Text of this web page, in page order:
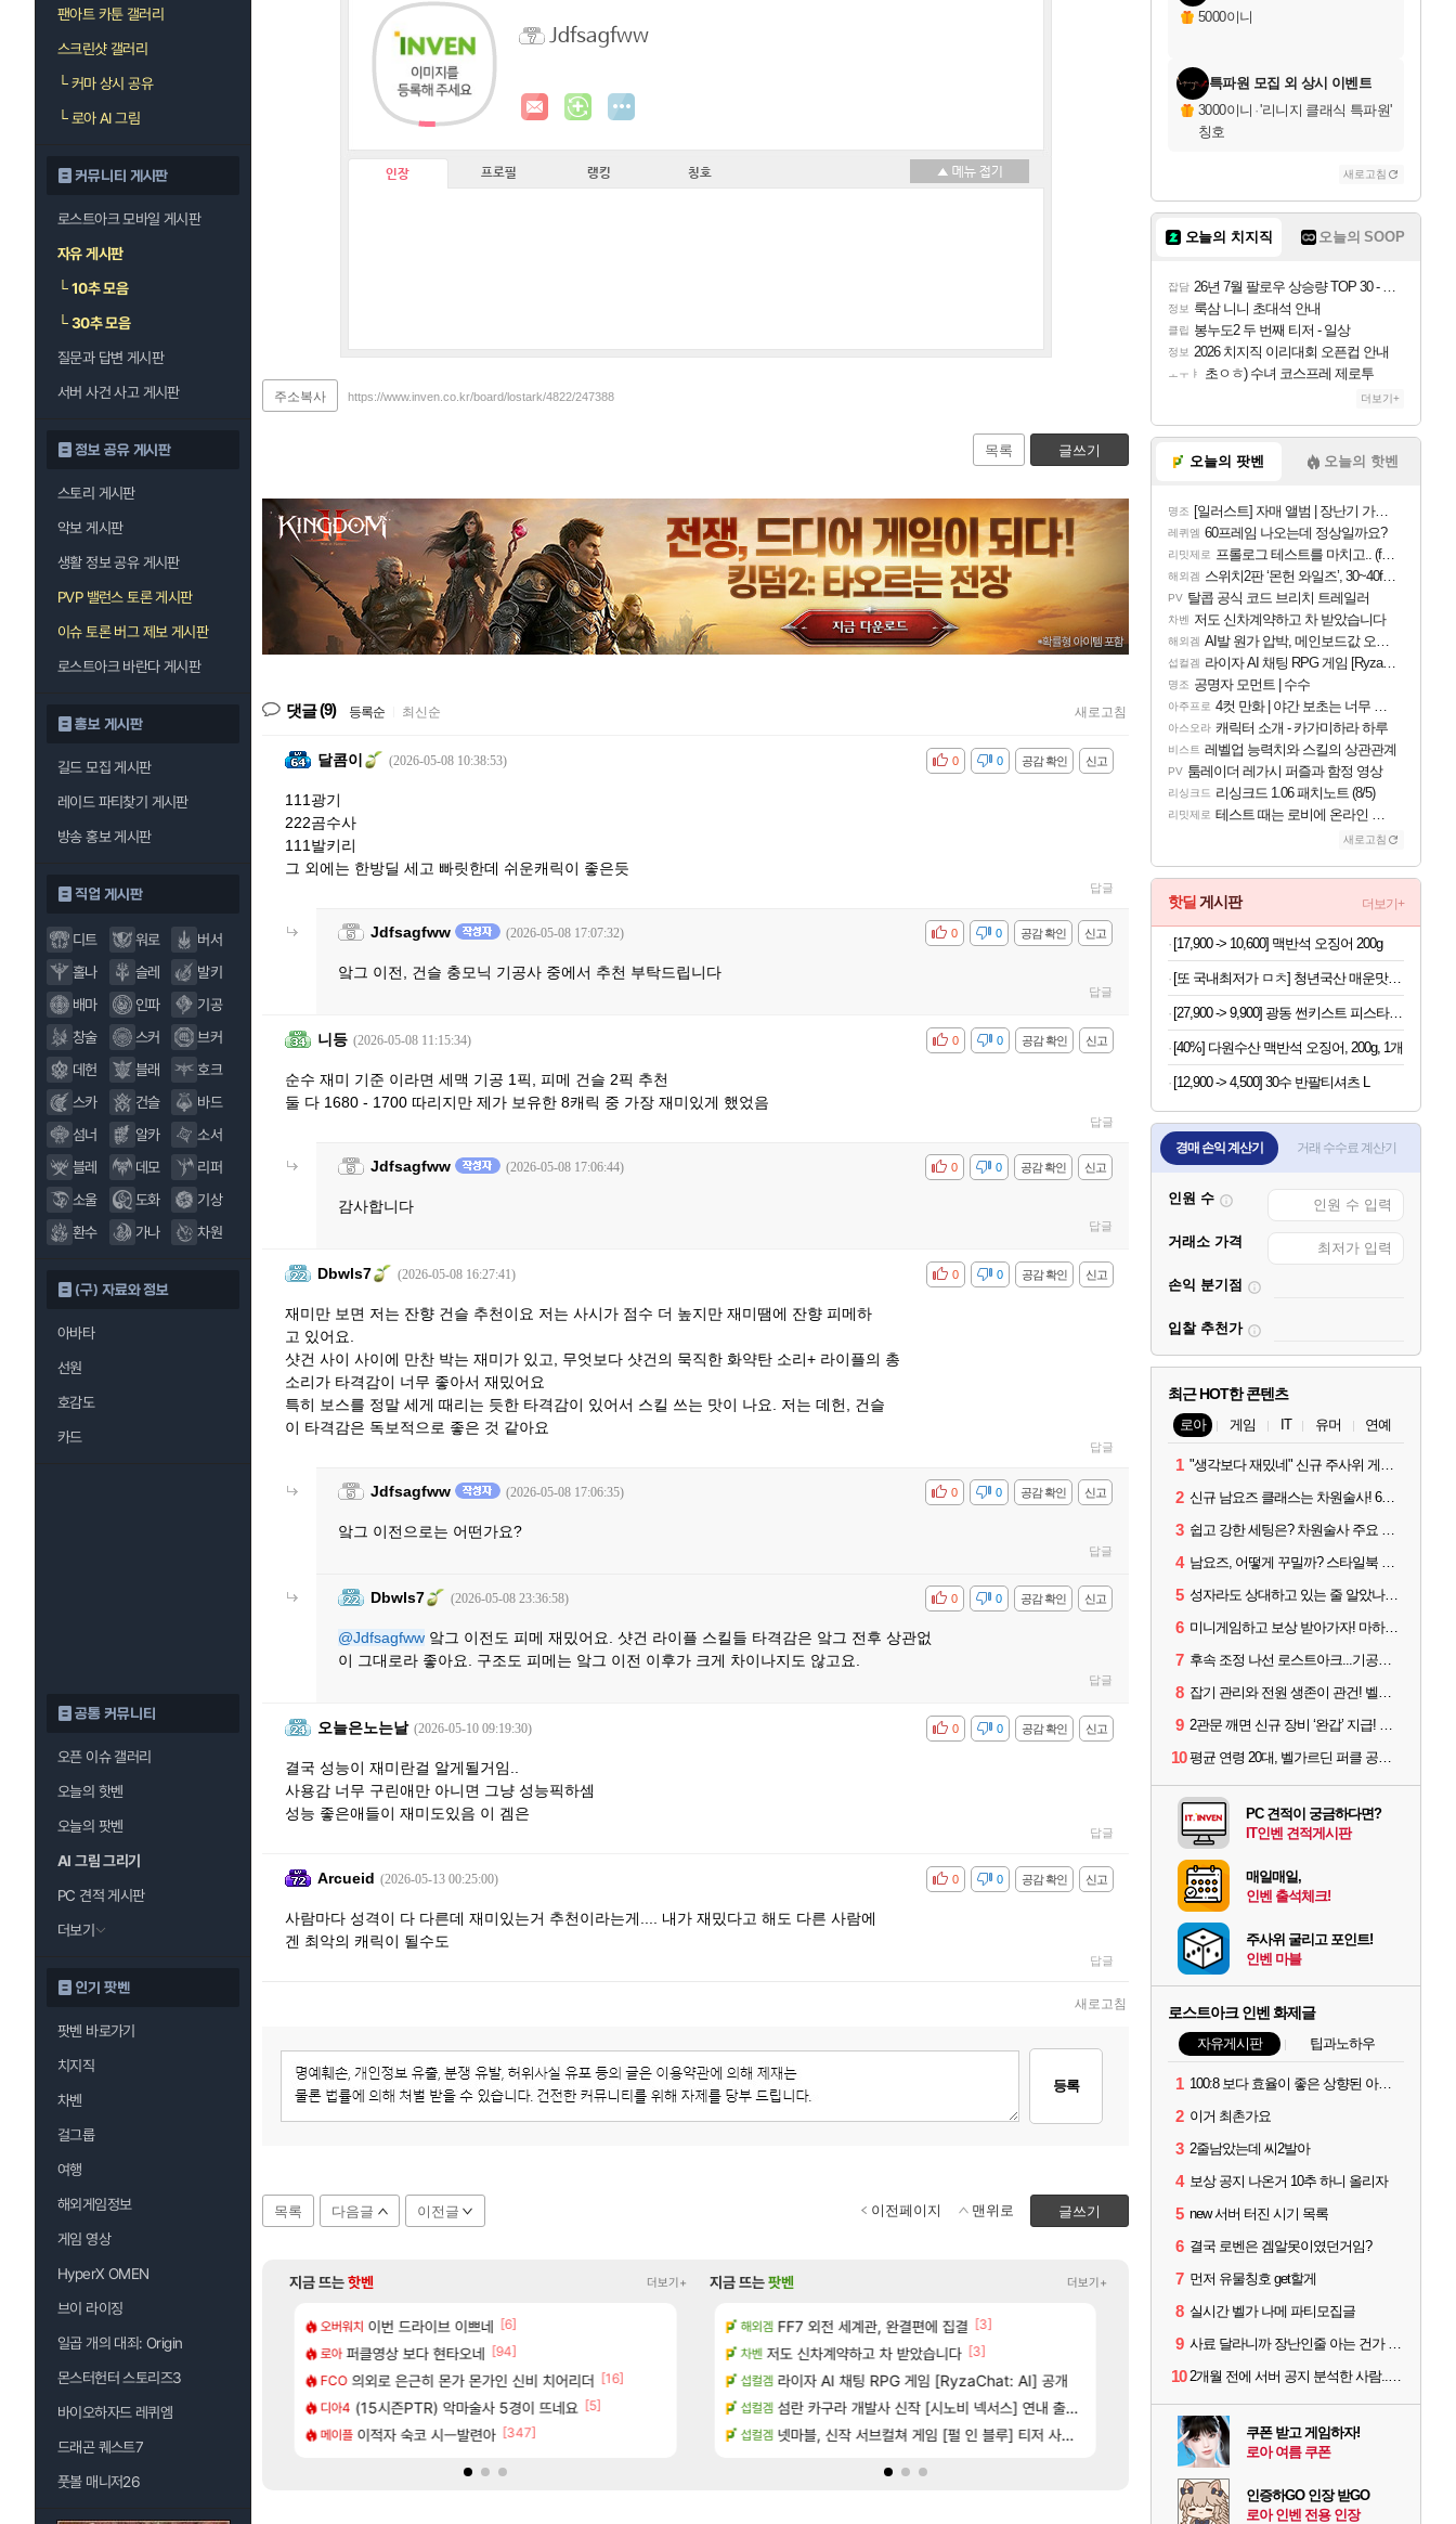
팬아트 카툰 갤러리
스크린샷 갤러리
└커마 상시 공유
└로아 AI 그림
커뮤니티 게시판
로스트아크 모바일 게시판
자유 게시판
└10추 모음
└30추 모음
질문과 답변 게시판
서버 사건 사고 게시판
정보 공유 게시판
스토리 게시판
악보 게시판
생활 정보 공유 게시판
PVP 밸런스 토론 게시판
이슈 토론 버그 제보 게시판
로스트아크 바란다 게시판
홍보 게시판
길드 모집 게시판
레이드 파티찾기 게시판
방송 홍보 게시판
직업 게시판
디트 워로
버서
홀나
슬레
발키
배마
인파
기공
창술
스커
브커
데헌
블래
호크
스카
건슬
바드
섬너
알카
소서
블레
데모
리퍼
소울
도화
기상
환수
가나 차원
(구) 자료와 정보
아바타
선원
호감도
카드
공통 커뮤니티
오픈 이슈 갤러리
오늘의 핫벤
오늘의 팟벤
AI 그림 그리기
PC 견적 게시판
더보기
인기 팟벤
팟벤 바로가기
치지직
차벤
걸그룹
여행
해외게임정보
게임 영상
HyperX OMEN
브이 라이징
일곱 개의 대죄: Origin
몬스터헌터 스토리즈3
바이오하자드 레퀴엠
드래곤 퀘스트7
풋볼 매니저26
Jdfsagfww
인장 프로필 랭킹 칭호
주소복사 https://www.inven.co.kr/board/lostark/4822/247388
목록 글쓰기
댓글(9) 등록순 최신순 새로고침
달콤이 (2026-05-08 10:38:53) 신고
공감 확인
비공감 0
0
111광기
222곰수사
111발키리
그 외에는 한방딜 세고 빠릿한데 쉬운캐릭이 좋은듯
답글
Jdfsagfww (2026-05-08 17:07:32) 신고
공감 확인
비공감 0
0
앜그 이전, 건슬 충모닉 기공사 중에서 추천 부탁드립니다
답글
니등 (2026-05-08 11:15:34) 신고
공감 확인
비공감 0
0
순수 재미 기준 이라면 세맥 기공 1픽, 피메 건슬 2픽 추천
둘 다 1680 - 1700 따리지만 제가 보유한 8캐릭 중 가장 재미있게 했었음
답글
Jdfsagfww (2026-05-08 17:06:44) 신고
공감 확인
비공감 0
0
감사합니다
답글
Dbwls7 (2026-05-08 16:27:41) 신고
공감 확인
비공감 0
0
재미만 보면 저는 잔향 건슬 추천이요 저는 사시가 점수 더 높지만 재미땜에 잔향 피메하
고 있어요.
샷건 사이 사이에 만찬 박는 재미가 있고, 무엇보다 샷건의 묵직한 화약탄 소리+ 라이플의 총
소리가 타격감이 너무 좋아서 재밌어요
특히 보스를 정말 세게 때리는 듯한 타격감이 있어서 스킬 쓰는 맛이 나요. 저는 데헌, 건슬
이 타격감은 독보적으로 좋은 것 같아요
답글
Jdfsagfww (2026-05-08 17:06:35) 신고
공감 확인
비공감 0
0
앜그 이전으로는 어떤가요?
답글
Dbwls7 (2026-05-08 23:36:58) 신고
공감 확인
비공감 0
0
@Jdfsagfww 앜그 이전도 피메 재밌어요. 샷건 라이플 스킬들 타격감은 앜그 전후 상관없
이 그대로라 좋아요. 구조도 피메는 앜그 이전 이후가 크게 차이나지도 않고요.
답글
오늘은노는날 (2026-05-10 09:19:30) 신고
공감 확인
비공감 0
0
결국 성능이 재미란걸 알게될거임..
사용감 너무 구린애만 아니면 그냥 성능픽하셈
성능 좋은애들이 재미도있음 이 겜은
답글
Arcueid (2026-05-13 00:25:00) 신고
공감 확인
비공감 0
0
사람마다 성격이 다 다른데 재미있는거 추천이라는게.... 내가 재밌다고 해도 다른 사람에
겐 최악의 캐릭이 될수도
답글
새로고침
등록
목록 다음글 이전글 글쓰기
이전페이지 맨위로
지금 뜨는핫벤 더보기+
[82]
용 17번 터짐 [76]
투력컷 [35]
오버워치 이번 드라이브 이쁘네 [6]
로아 퍼클영상 보다 현타오네 [94]
FCO 의외로 은근히 몬가 몬가인 신비 치어리더 [16]
디아4 (15시즌PTR) 악마술사 5경이 뜨네요 [5]
메이플 이적자 숙코 시ㅡ발련아 [347]
메이플 빵 가격이 24500원 이라길래 결제 취소하고 나왔다
로아 너넨 대난 함부로 가지 마라.. [45]
디아4 Ssf 정의를 내려 버린 디시인 [6]
메이플 게이머라면 필수로 알아야 할 것 [116]
로아 100:8 보다 효율이 좋은 상향된 아제나 ㄷㄷ [101]
빵값 문의 후기 [82]
레테 재사용 17번 터짐 [76]
벨가 하드 찐 투력컷 [35]
벨가르딘 나이트메어 TOP 10 직업별 분포
지금 뜨는팟벤 더보기+
만화 | 야간 보초는 너무 힘들어
트 때는 로비에 온라인 기능이 있는데
2판 ‘몬헌 와일즈’, 30~40fps 목표 추정
여행 7년만에 가족여행을 다녀왔습니다.
아스오라 「에린」 컨셉 포스터 공개
비스트 쿠를 먼저 보내서 기습하는 법
리싱크드 리싱크드 1.06 패치노트 (8/5)
비스트 비스트 오브 리인카네이션 정보/공략글 모음
해외겜 FF7 외전 세계관, 완결편에 집결 [3]
차벤 저도 신차계약하고 차 받았습니다 [3]
섭컬겜 라이자 AI 채팅 RPG 게임 [RyzaChat: AI] 공개
섭컬겜 섬란 카구라 개발사 신작 [시노비 넥서스] 연내 출시 예정
섭컬겜 넷마블, 신작 서브컬쳐 게임 [펄 인 블루] 티저 사이트 오픈
아주프로 4컷 만화 | 야간 보초는 너무 힘들어
리밋제로 테스트 때는 로비에 온라인 기능이 있는데
해외겜 스위치2판 ‘몬헌 와일즈’, 30~40fps 목표 추
비스트 오브 리인카네이션 오픈 트레일러
5000이니
특파원 모집 외 상시 이벤트
3000이니 ·'리니지 클래식 특파원'
칭호
새로고침
오늘의 치지직 오늘의 SOOP
잡담 26년 7월 팔로우 상승량 TOP 30 - 월간 치지직
정보 룩삼 니니 초대석 안내
클립 봉누도2 두 번째 티저 - 일상
정보 2026 치지직 이리대회 오픈컵 안내
ㅗㅜㅑ 초ㅇㅎ) 수녀 코스프레 제로투
더보기+
오늘의 팟벤 오늘의 핫벤
명조 [일러스트] 자매 앨범 | 장난기 가득한 오후의 공원 (리메이크판)
레퀴엠 60프레임 나오는데 정상일까요?
리밋제로 프롤로그 테스트를 마치고.. (feat. 리아)
해외겜 스위치2판 ‘몬헌 와일즈’, 30~40fps 목표 추정
PV 탈콥 공식 코드 브리치 트레일러
차벤 저도 신차계약하고 차 받았습니다
해외겜 AI발 원가 압박, 메인보드값 오르나
섭컬겜 라이자 AI 채팅 RPG 게임 [RyzaChat: AI] 공개
명조 공명자 모먼트 | 수수
아주프로 4컷 만화 | 야간 보초는 너무 힘들어
아스오라 캐릭터 소개 - 카가미하라 하루
비스트 레벨업 능력치와 스킬의 상관관계
PV 툼레이더 레가시 퍼즐과 함정 영상
리싱크드 리싱크드 1.06 패치노트 (8/5)
리밋제로 테스트 때는 로비에 온라인 기능이 있는데
새로고침
핫딜 게시판 더보기+
[17,900 -> 10,600] 맥반석 오징어 200g
[또 국내최저가 ㅁㅊ] 청년국산 매운맛 굵은 고춧가루 1kg
[27,900 -> 9,900] 광동 썬키스트 피스타치오 언스위트 190ml x 24개
[40%] 다원수산 맥반석 오징어, 200g, 1개
[12,900 -> 4,500] 30수 반팔티셔츠 L
경매 손익 계산기 거래 수수료 계산기
인원 수
거래소 가격
손익 분기점
입찰 추천가
최근 HOT한 콘텐츠
로아 게임 IT 유머 연예
1 "생각보다 재밌네" 신규 주사위 게임 티카투카 호평
2 신규 남요즈 클래스는 차원술사! 6월 20일 로아온 썸머 정리
3 쉽고 강한 세팅은? 차원술사 주요 빌드와 스킬 코드
4 남요즈, 어떻게 꾸밀까? 스타일북 인기 차원술사 커스터마이즈
5 성자라도 상대하고 있는 줄 알았나? 벨가르딘 이모저모
6 미니게임하고 보상 받아가자! 마하라카 썸머 캠프 할 일은?
7 후속 조정 나선 로스트아크...기공사, 차원술사 하향
8 잡기 관리와 전원 생존이 관건! 벨가르딘 유물 칭호 획득방법 정리
9 2관문 깨면 신규 장비 ‘완갑’ 지급! 그림자 레이드 벨가르딘 공개
10 평균 연령 20대, 벨가르딘 퍼클 공대 '영로티'를 만나다
PC 견적이 궁금하다면?
IT인벤 견적게시판
매일매일,
인벤 출석체크!
주사위 굴리고 포인트!
인벤 마블
로스트아크 인벤 화제글
자유게시판 팁과노하우
1 100:8 보다 효율이 좋은 상향된 아제나 ㄷㄷ
2 이거 최촌가요
3 2줄남았는데 씨2발아
4 보상 공지 나온거 10추 하니 올리자
5 new 서버 터진 시기 목록
6 결국 로벤은 겜알못이였던거임?
7 먼저 유물칭호 get할게
8 실시간 벨가 나메 파티모집글
9 사료 달라니까 장난인줄 아는 건가 ㅋㅋ
10 2개월 전에 서버 공지 분석한 사람...jpg
쿠폰 받고 게임하자!
로아 여름 쿠폰
인증하GO 인장 받GO
로아 인벤 전용 인장